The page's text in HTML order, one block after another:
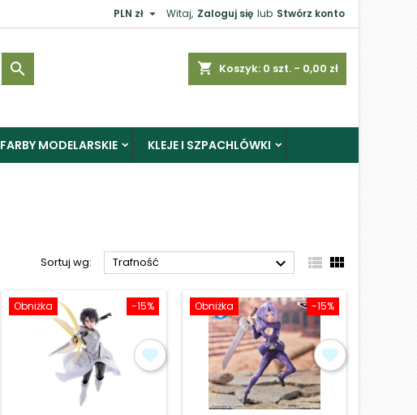
Witaj, Zaloguj się lub Stwórz konto
PLN zł 
shopping_cart Koszyk: 0 szt. - 0,00 zł

FARBY MODELARSKIE KLEJE I SZPACHLÓWKI
Sortuj wg: Trafność   
-15%
Obniżka -15%
Obniżka
Zaloguj